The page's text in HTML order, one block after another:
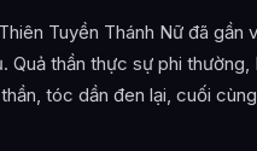
Tuyền Thánh Nữ đã gần
Quả thần thực sự phi
tóc dần đen lại, cuối